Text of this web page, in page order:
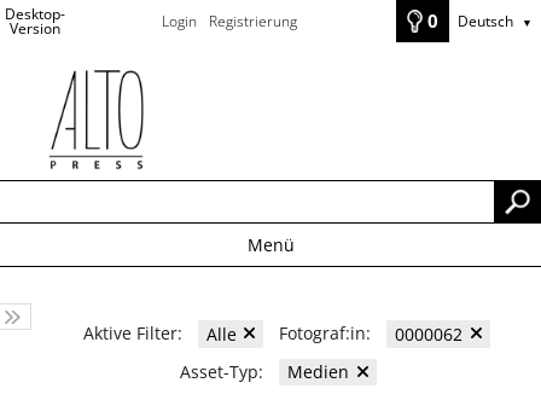
Desktop-
Version Login Registrierung 0 Deutsch ▼
Menü
Aktive Filter: Alle Fotograf:in:
0000062
Asset-Typ:
Medien